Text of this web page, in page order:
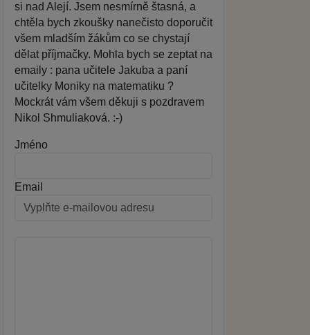
si nad Alejí. Jsem nesmírně štasná, a
chtěla bych zkoušky nanečisto doporučit
všem mladším žákům co se chystají
dělat příjmačky. Mohla bych se zeptat na
emaily : pana učitele Jakuba a paní
učitelky Moniky na matematiku ?
Mockrát vám všem děkuji s pozdravem
Nikol Shmuliaková. :-)
Jméno
Email